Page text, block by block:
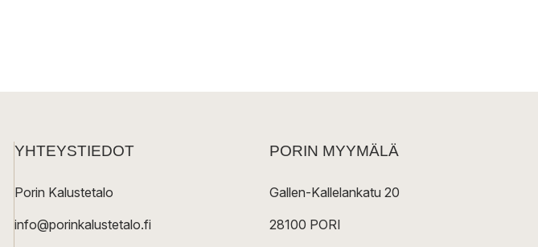
YHTEYSTIEDOT
Porin Kalustetalo
info@porinkalustetalo.fi
PORIN MYYMÄLÄ
Gallen-Kallelankatu 20
28100 PORI